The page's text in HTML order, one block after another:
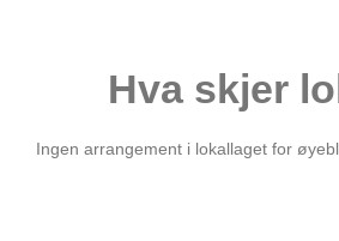
Hva skjer
Ingen arrangement i lokallaget for